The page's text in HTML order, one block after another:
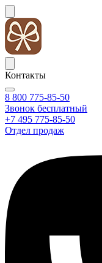
Контакты
8 800 775-85-50
Звонок бесплатный
+7 495 775-85-50
Отдел продаж